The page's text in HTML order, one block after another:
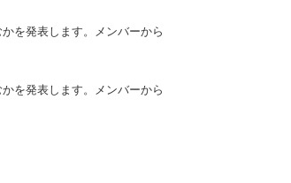
を発表します。メンバーから
を発表します。メンバーから